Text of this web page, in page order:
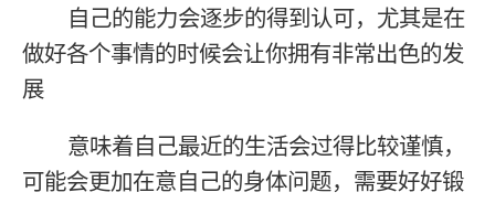
自己的能力会逐步的得到认可，尤其是在
做好各个事情的时候会让你拥有非常出色的发
展
意味着自己最近的生活会过得比较谨慎，
可能会更加在意自己的身体问题，需要好好锻